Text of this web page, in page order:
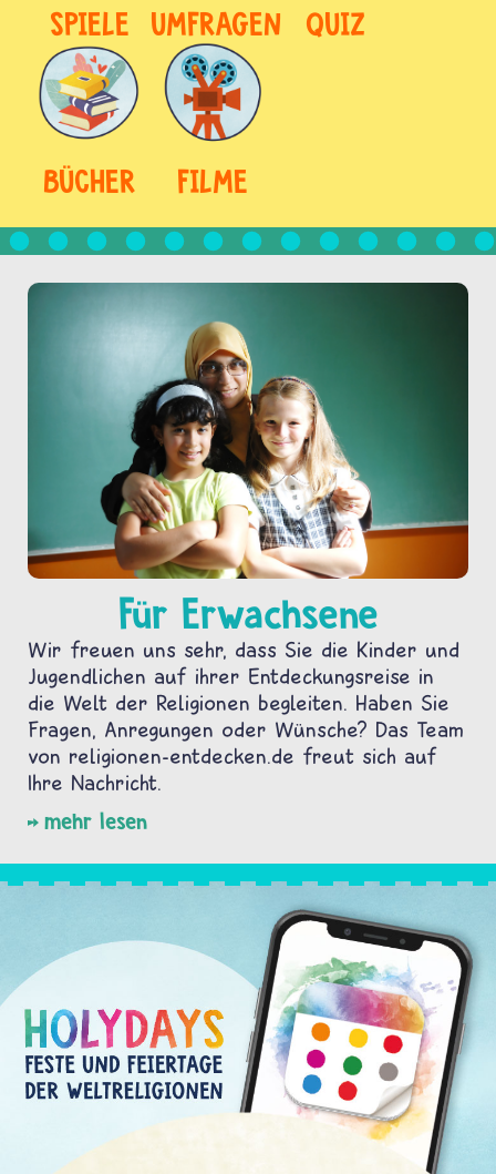
SPIELE UMFRAGEN QUIZ
BÜCHER FILME
Für Erwachsene
Wir freuen uns sehr, dass Sie die Kinder und
Jugendlichen auf ihrer Entdeckungsreise in
die Welt der Religionen begleiten. Haben Sie
Fragen, Anregungen oder Wünsche? Das Team
von religionen-entdecken.de freut sich auf
Ihre Nachricht.
mehr lesen